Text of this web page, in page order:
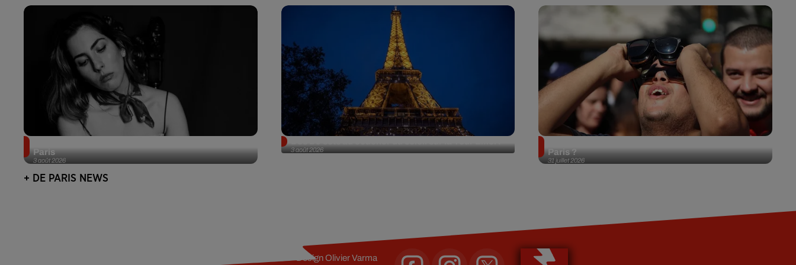
3 août 2026
Paris
3 août 2026
31 juillet 2026
Paris ?
+ DE PARIS NEWS
DesignOlivier Varma